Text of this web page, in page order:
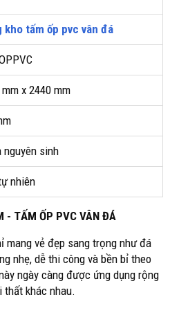
kho tấm ốp pvc vân đá
x 2440 mm
nguyên sinh
nhiên
- TẤM ỐP PVC VÂN ĐÁ
mang vẻ đẹp sang trọng như đá
nhẹ, dễ thi công và bền bỉ theo
ngày càng được ứng dụng rộng
thất khác nhau.